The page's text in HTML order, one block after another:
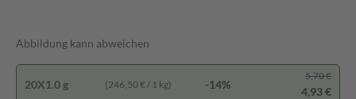
Abbildung kann abweichen
20X1.0 g (246,50 € / 1 kg) -14%
5,70 €
4,93 €